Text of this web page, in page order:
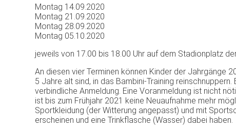
Montag 14.09.2020
Montag 21.09.2020
Montag 28.09.2020
Montag 05.10.2020
jeweils von 17.00 bis 18.00 Uhr auf dem Stadionplatz
An diesen vier Terminen können Kinder der Jahrgänge
5 Jahre alt sind, in das Bambini-Training
verbindliche Anmeldung. Eine Voranmeldung ist nicht
ist bis zum Frühjahr 2021 keine Neuaufnahme mehr
Sportkleidung (der Witterung angepasst) und mit
erscheinen und eine Trinkflasche (Wasser) dabei haben.